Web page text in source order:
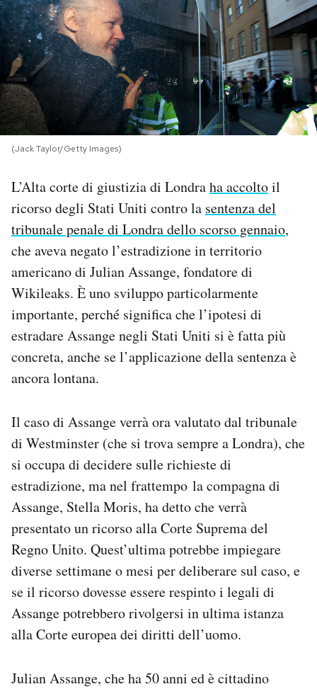
PODCAST
NEWSLETTER
I MIEI PREFERITI
SHOP
CALENDARIO
Area Personale
Newsletter
Notifiche mobile
Regala il Post
Hai bisogno di aiuto?
Esci
(Jack Taylor/Getty Images)
L’Alta corte di giustizia di Londraha accoltoil
ricorso degli Stati Uniti contro la sentenza del
tribunale penale di Londra dello scorso gennaio,
che aveva negato l’estradizione in territorio
americano di Julian Assange, fondatore di
Wikileaks. È uno sviluppo particolarmente
importante, perché significa che l’ipotesi di
estradare Assange negli Stati Uniti si è fatta più
concreta, anche se l’applicazione della sentenza è
ancora lontana.
Il caso di Assange verrà ora valutato dal tribunale
di Westminster (che si trova sempre a Londra), che
si occupa di decidere sulle richieste di
estradizione, ma nel frattempo la compagna di
Assange, Stella Moris, ha detto che verrà
presentato un ricorso alla Corte Suprema del
Regno Unito. Quest’ultima potrebbe impiegare
diverse settimane o mesi per deliberare sul caso, e
se il ricorso dovesse essere respinto i legali di
Assange potrebbero rivolgersi in ultima istanza
alla Corte europea dei diritti dell’uomo.
Julian Assange, che ha 50 anni ed è cittadino